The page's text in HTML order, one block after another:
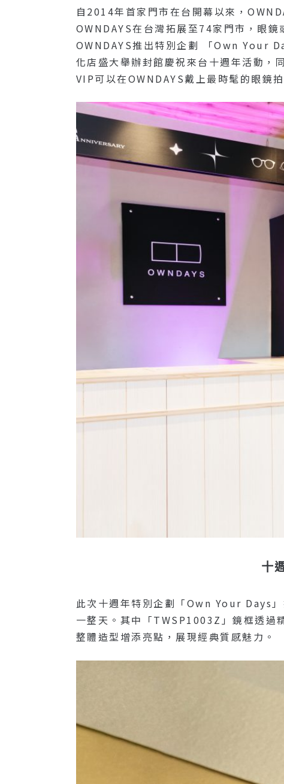
自2014年首家門市在台開幕以來，
OWNDAYS在台灣拓展至74家門市，眼
OWNDAYS推出特別企劃 「Own Your
化店盛大舉辦封館慶祝來台十週年活動，
VIP可以在OWNDAYS戴上最時髦的眼鏡
十
此次十週年特別企劃「Own Your Days
一整天。其中「TWSP1003Z」鏡框透過
整體造型增添亮點，展現經典質感魅力。